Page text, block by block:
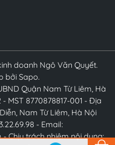
doanh Ngô Văn Quyết.
bởi Sapo.
Quận Nam Từ Liêm, Hà
8770878817-001 - Địa
Nam Từ Liêm, Hà Nội
- Email:
Chịu trách nhiệm nội dung: